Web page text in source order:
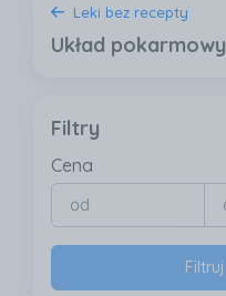
Leki bez recepty
Układ pokarmowy
Filtry
Cena
Filtruj